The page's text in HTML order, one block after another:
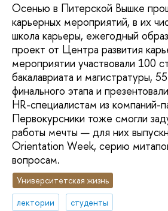
Осенью в Питерской Вышке
карьерных мероприятий, в их
школа карьеры, ежегодный
проект от Центра развития
мероприятии участвовали 100
бакалавриата и магистратуры,
финального этапа и
HR-специалистам из компаний-
Первокурсники тоже смогли
работы мечты — для них
Orientation Week, серию
вопросам.
Университетская жизнь
лектории
студенты